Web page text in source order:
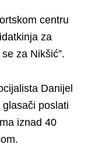
centru
za
za Nikšić”.
Danijel
poslati
iznad 40